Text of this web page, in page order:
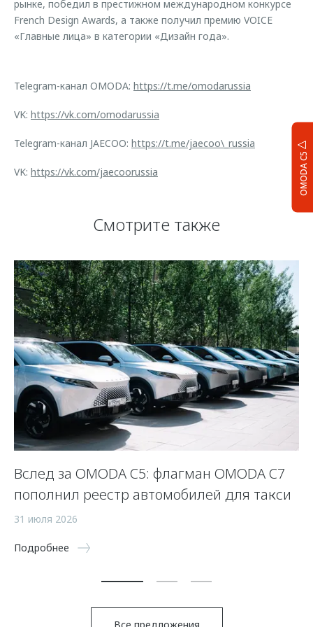
OMODA C5
рынке, победил в престижном международном конкурсе
French Design Awards, а также получил премию VOICE
«Главные лица» в категории «Дизайн года».
Telegram-канал OMODA: https://t.me/omodarussia
VK: https://vk.com/omodarussia
Telegram-канал JAECOO: https://t.me/jaecoo\_russia
VK: https://vk.com/jaecoorussia
Смотрите также
Вслед за OMODA C5: флагман OMODA C7
пополнил реестр автомобилей для такси
31 июля 2026
Подробнее